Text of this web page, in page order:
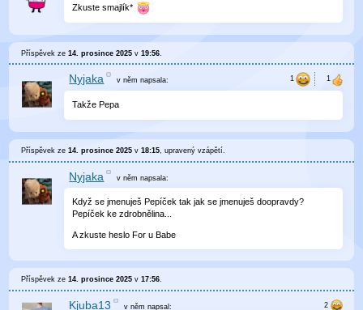
Zkuste smajlík*
Příspěvek ze14. prosince 2025 v19:56
Nyjaka v němnapsala:
Takže Pepa
Příspěvek ze14. prosince 2025 v18:15 , upravenývzápětí
Nyjaka v němnapsala:
Když se jmenuješ Pepíček tak jak se jmenuješ doopravdy?
Pepíček ke zdrobnělina...
A zkuste heslo For u Babe
Příspěvek ze14. prosince 2025 v17:56
Kjuba13 v němnapsal: